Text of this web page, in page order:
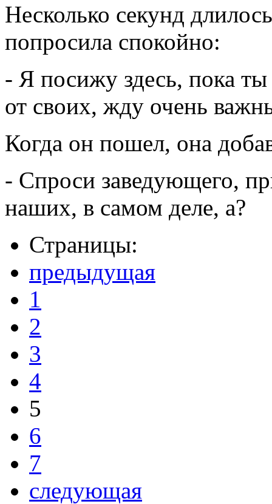
Несколько секунд
попросила спокойно:
- Я посижу здесь, пока
от своих, жду очень
Когда он пошел, она
- Спроси заведующего,
наших, в самом деле, а?
Страницы:
предыдущая
1
2
3
4
5
6
7
следующая